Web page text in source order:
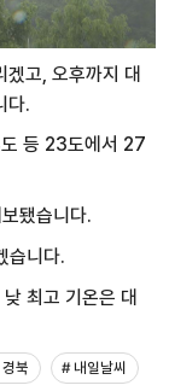
고, 오후까지 대
다.
등 23도에서 27
됐습니다.
습니다.
최고 기온은 대
북
# 내일날씨